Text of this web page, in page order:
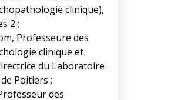
clinique),
2 ;
Professeure des
clinique et
du Laboratoire
Poitiers ;
des